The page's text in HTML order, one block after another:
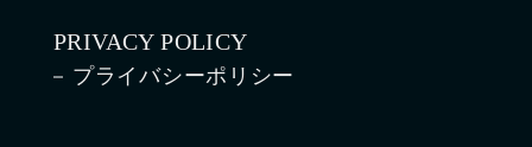
PRIVACY POLICY
プライバシーポリシー